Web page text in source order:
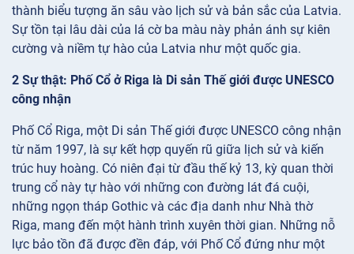
thành biểu tượng ăn sâu vào lịch sử và bản sắc của Latvia.
Sự tồn tại lâu dài của lá cờ ba màu này phản ánh sự kiên
cường và niềm tự hào của Latvia như một quốc gia.
2 Sự thật: Phố Cổ ở Riga là Di sản Thế giới được UNESCO
công nhận
Phố Cổ Riga, một Di sản Thế giới được UNESCO công nhận
từ năm 1997, là sự kết hợp quyến rũ giữa lịch sử và kiến
trúc huy hoàng. Có niên đại từ đầu thế kỷ 13, kỳ quan thời
trung cổ này tự hào với những con đường lát đá cuội,
những ngọn tháp Gothic và các địa danh như Nhà thờ
Riga, mang đến một hành trình xuyên thời gian. Những nỗ
lực bảo tồn đã được đền đáp, với Phố Cổ đứng như một